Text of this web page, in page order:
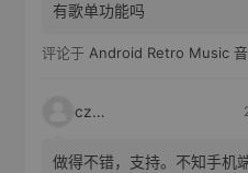
有歌单功能吗
评论于 Android Retro Music 音乐
czh7
做得不错，支持。不知手机